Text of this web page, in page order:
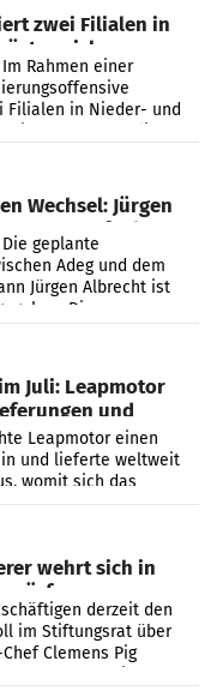
zwei Filialen in
Im Rahmen einer
Filialen in Nieder- und
Wechsel: Jürgen
auf Adeg
Die geplante
Adeg und dem
Jürgen Albrecht ist
Die
und der
Juli: Leapmotor
und
Marke
Leapmotor einen
und lieferte weltweit
womit sich das
2025 mehr als
wehrt sich in
derzeit den
im Stiftungsrat über
Clemens Pig